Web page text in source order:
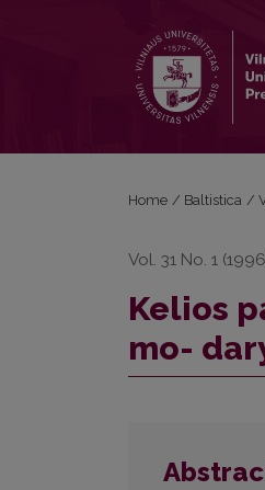
Home / Baltistica /
Vol. 31 No. 1
Kelios
mo-